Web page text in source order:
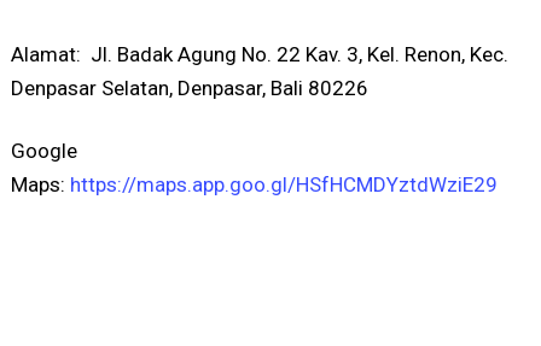
Alamat: Jl. Badak Agung No. 22 Kav. 3, Kel. Renon, Kec.
Denpasar Selatan, Denpasar, Bali 80226
Google
Maps: https://maps.app.goo.gl/HSfHCMDYztdWziE29